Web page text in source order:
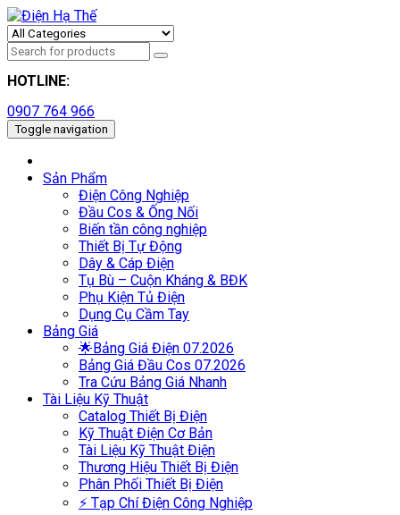
HOTLINE:
0907 764 966
Toggle navigation
Sản Phẩm
Điện Công Nghiệp
Đầu Cos & Ống Nối
Biến tần công nghiệp
Thiết Bị Tự Động
Dây & Cáp Điện
Tụ Bù – Cuộn Kháng & BĐK
Phụ Kiện Tủ Điện
Dụng Cụ Cầm Tay
Bảng Giá
🌟Bảng Giá Điện 07.2026
Bảng Giá Đầu Cos 07.2026
Tra Cứu Bảng Giá Nhanh
Tài Liệu Kỹ Thuật
Catalog Thiết Bị Điện
Kỹ Thuật Điện Cơ Bản
Tài Liệu Kỹ Thuật Điện
Thương Hiệu Thiết Bị Điện
Phân Phối Thiết Bị Điện
⚡ Tạp Chí Điện Công Nghiệp